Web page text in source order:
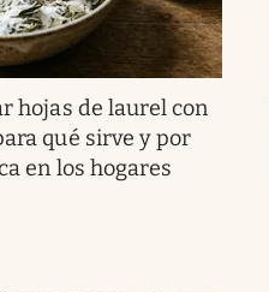
hojas de laurel con
qué sirve y por
en los hogares